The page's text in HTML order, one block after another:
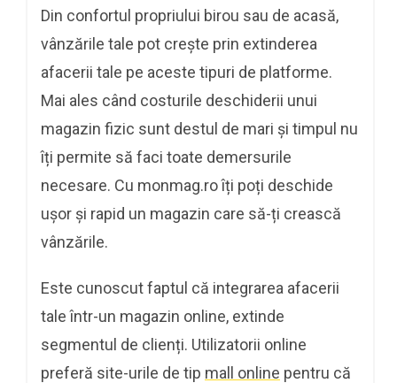
Din confortul propriului birou sau de acasă,
vânzările tale pot crește prin extinderea
afacerii tale pe aceste tipuri de platforme.
Mai ales când costurile deschiderii unui
magazin fizic sunt destul de mari și timpul nu
îți permite să faci toate demersurile
necesare. Cu monmag.ro îți poți deschide
ușor și rapid un magazin care să-ți crească
vânzările.
Este cunoscut faptul că integrarea afacerii
tale într-un magazin online, extinde
segmentul de clienți. Utilizatorii online
preferă site-urile de tip mall online pentru că